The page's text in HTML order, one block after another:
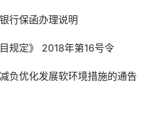
行保函办理说明
规定》 2018年第16号令
负优化发展软环境措施的通告